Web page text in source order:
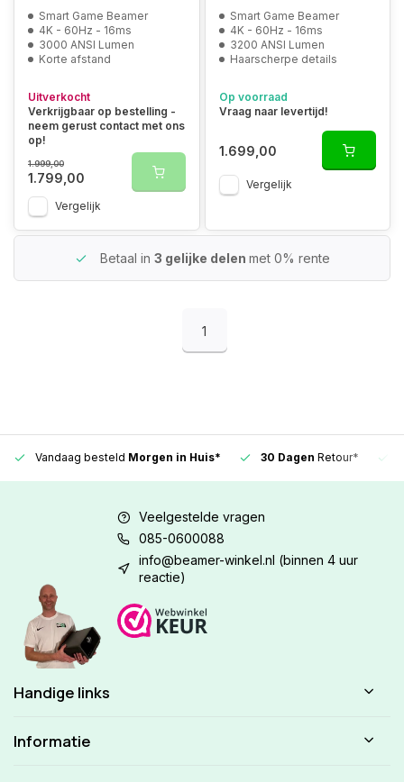
Smart Game Beamer
4K - 60Hz - 16ms
3000 ANSI Lumen
Korte afstand
Uitverkocht
Verkrijgbaar op bestelling -
neem gerust contact met ons
op!
1.999,00
1.799,00
Vergelijk
Smart Game Beamer
4K - 60Hz - 16ms
3200 ANSI Lumen
Haarscherpe details
Op voorraad
Vraag naar levertijd!
1.699,00
Vergelijk
Betaal in 3 gelijke delen met 0% rente
1
Vandaag besteld Morgen in Huis* 30 Dagen Retour*
Veelgestelde vragen
085-0600088
info@beamer-winkel.nl (binnen 4 uur
reactie)
Handige links
Informatie